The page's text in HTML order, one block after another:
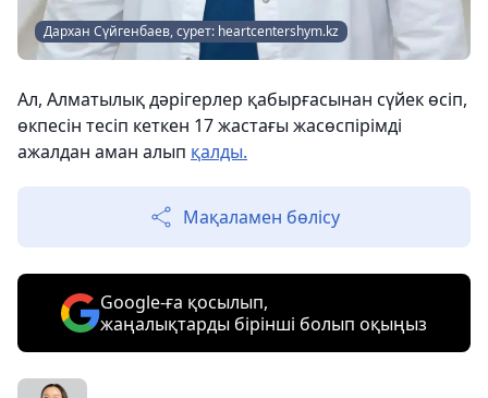
Дархан Сүйгенбаев, сурет: heartcentershym.kz
Ал, Алматылық дәрігерлер қабырғасынан сүйек өсіп,
өкпесін тесіп кеткен 17 жастағы жасөспірімді
ажалдан аман алып қалды.
Мақаламен бөлісу
Google-ға қосылып,
жаңалықтарды бірінші болып оқыңыз